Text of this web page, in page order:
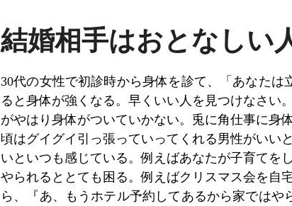
結婚相手はおとなしい
30代の女性で初診時から身体を診て、「あなた
ると身体が強くなる。早くいい人を見つけなさい
がやはり身体がついていかない。兎に角仕事に身
頃はグイグイ引っ張っていってくれる男性がいい
いといつも感じている。例えばあなたが子育てを
やられるととても困る。例えばクリスマス会を自
ら、『あ、もうホテル予約してあるから家では